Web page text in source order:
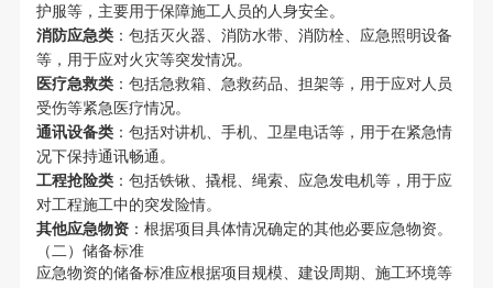
护服等，主要用于保障施工人员的人身安全。
消防应急类：包括灭火器、消防水带、消防栓、应急照明设备
等，用于应对火灾等突发情况。
医疗急救类：包括急救箱、急救药品、担架等，用于应对人员
受伤等紧急医疗情况。
通讯设备类：包括对讲机、手机、卫星电话等，用于在紧急情
况下保持通讯畅通。
工程抢险类：包括铁锹、撬棍、绳索、应急发电机等，用于应
对工程施工中的突发险情。
其他应急物资：根据项目具体情况确定的其他必要应急物资。
（二）储备标准
应急物资的储备标准应根据项目规模、建设周期、施工环境等